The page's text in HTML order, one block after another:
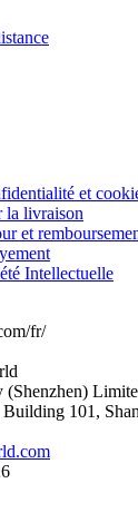
et
la livraison
et
Intellectuelle
fr/
(Shenzhen)
101,